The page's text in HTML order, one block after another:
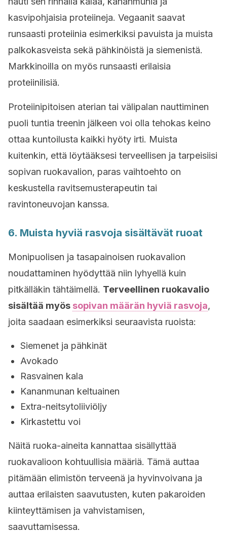
kasvipohjaisia proteiineja. Vegaanit saavat
runsaasti proteiinia esimerkiksi pavuista ja muista
palkokasveista sekä pähkinöistä ja siemenistä.
Markkinoilla on myös runsaasti erilaisia
proteiinilisiä.
Proteiinipitoisen aterian tai välipalan nauttiminen
puoli tuntia treenin jälkeen voi olla tehokas keino
ottaa kuntoilusta kaikki hyöty irti. Muista
kuitenkin, että löytääksesi terveellisen ja tarpeisiisi
sopivan ruokavalion, paras vaihtoehto on
keskustella ravitsemusterapeutin tai
ravintoneuvojan kanssa.
6. Muista hyviä rasvoja sisältävät ruoat
Monipuolisen ja tasapainoisen ruokavalion
noudattaminen hyödyttää niin lyhyellä kuin
pitkälläkin tähtäimellä. Terveellinen ruokavalio
sisältää myös sopivan määrän hyviä rasvoja,
joita saadaan esimerkiksi seuraavista ruoista:
Siemenet ja pähkinät
Avokado
Rasvainen kala
Kananmunan keltuainen
Extra-neitsytoliiviöljy
Kirkastettu voi
Näitä ruoka-aineita kannattaa sisällyttää
ruokavalioon kohtuullisia määriä. Tämä auttaa
pitämään elimistön terveenä ja hyvinvoivana ja
auttaa erilaisten saavutusten, kuten pakaroiden
kiinteyttämisen ja vahvistamisen,
saavuttamisessa.